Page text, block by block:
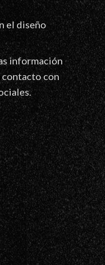
el diseño
información
contacto con